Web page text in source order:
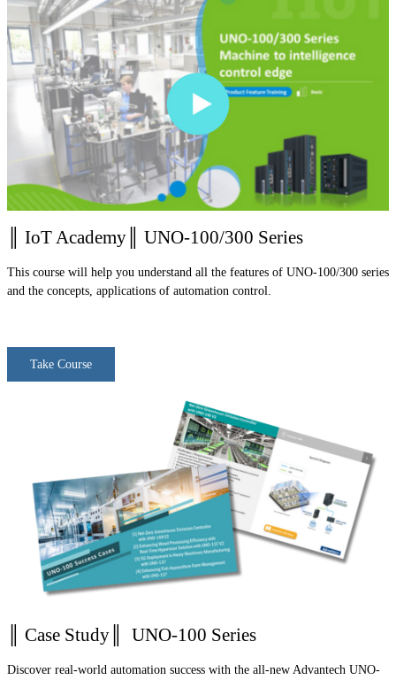
║ IoT Academy║ UNO-100/300 Series
This course will help you understand all the features of UNO-100/300 series
and the concepts, applications of automation control.
Take Course
║ Case Study║ UNO-100 Series
Discover real-world automation success with the all-new Advantech UNO-